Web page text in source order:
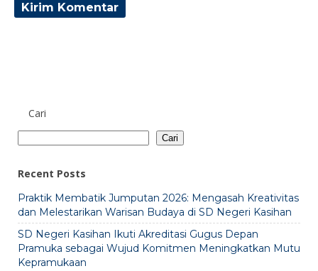
Cari
Cari
Recent Posts
Praktik Membatik Jumputan 2026: Mengasah Kreativitas
dan Melestarikan Warisan Budaya di SD Negeri Kasihan
SD Negeri Kasihan Ikuti Akreditasi Gugus Depan
Pramuka sebagai Wujud Komitmen Meningkatkan Mutu
Kepramukaan